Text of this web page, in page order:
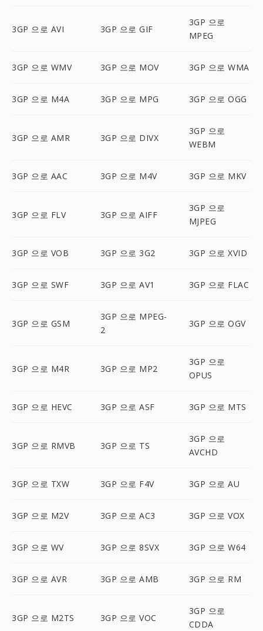
3GP 으로 AVI 3GP 으로 GIF
3GP 으로
MPEG
3GP 으로 WMV 3GP 으로 MOV 3GP 으로 WMA
3GP 으로 M4A 3GP 으로 MPG 3GP 으로 OGG
3GP 으로 AMR 3GP 으로 DIVX
3GP 으로
WEBM
3GP 으로 AAC 3GP 으로 M4V 3GP 으로 MKV
3GP 으로 FLV 3GP 으로 AIFF
3GP 으로
MJPEG
3GP 으로 VOB 3GP 으로 3G2 3GP 으로 XVID
3GP 으로 SWF 3GP 으로 AV1 3GP 으로 FLAC
3GP 으로 GSM
3GP 으로 MPEG-
2
3GP 으로 OGV
3GP 으로 M4R 3GP 으로 MP2
3GP 으로
OPUS
3GP 으로 HEVC 3GP 으로 ASF 3GP 으로 MTS
3GP 으로 RMVB 3GP 으로 TS
3GP 으로
AVCHD
3GP 으로 TXW 3GP 으로 F4V 3GP 으로 AU
3GP 으로 M2V 3GP 으로 AC3 3GP 으로 VOX
3GP 으로 WV 3GP 으로 8SVX 3GP 으로 W64
3GP 으로 AVR 3GP 으로 AMB 3GP 으로 RM
3GP 으로 M2TS 3GP 으로 VOC
3GP 으로
CDDA